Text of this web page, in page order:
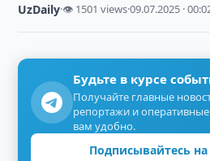
UzDaily·👁 1501 views·09.07.2025 ·
Будьте в курсе
Получайте главные
репортажи и
вам удобно.
Подписывайтесь